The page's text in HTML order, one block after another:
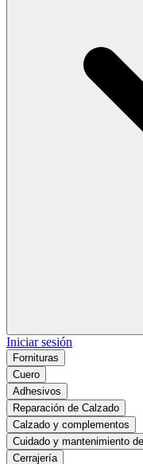
Iniciar sesión
Fornituras
Cuero
Adhesivos
Reparación de Calzado
Calzado y complementos
Cuidado y mantenimiento
Cerrajería